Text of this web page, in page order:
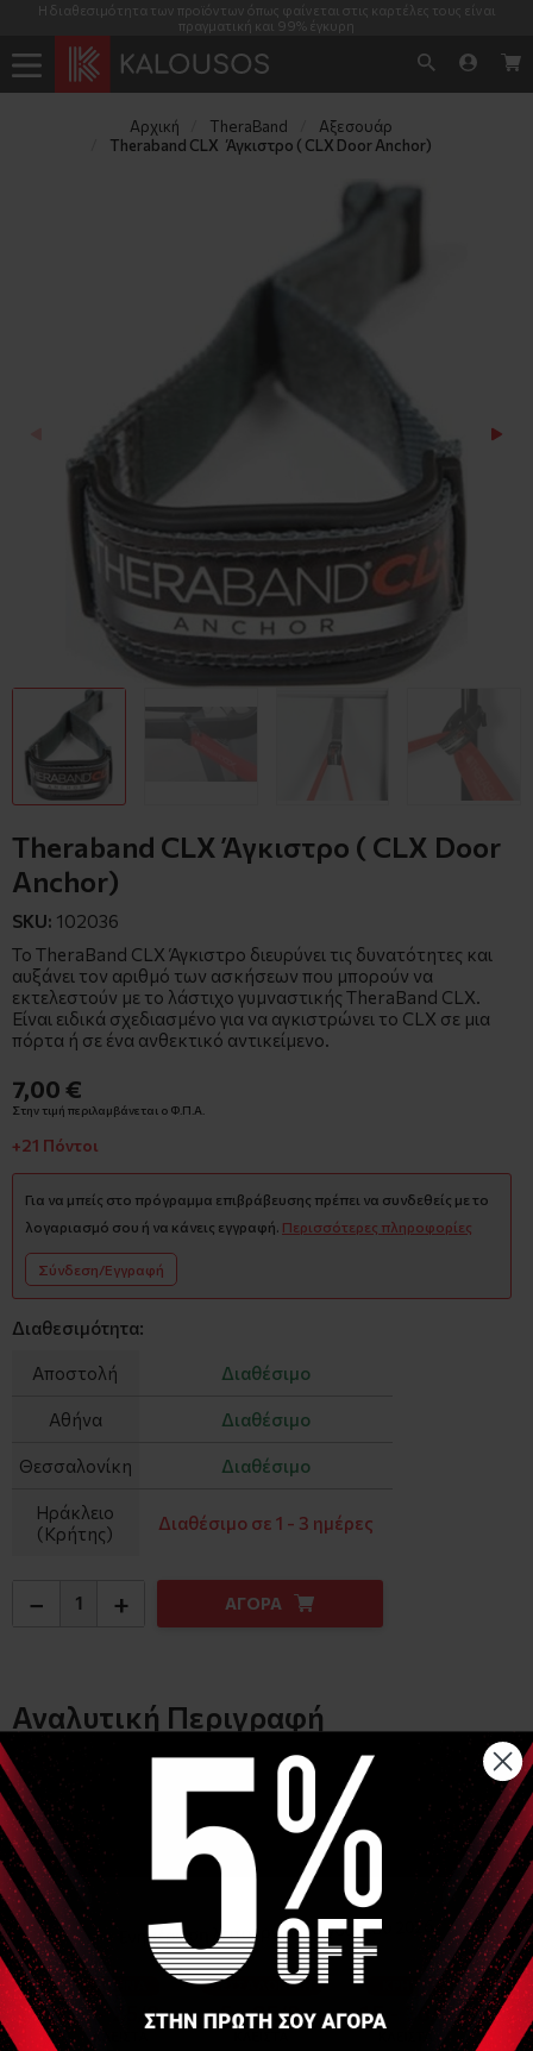
Η διαθεσιμότητα των προϊόντων όπως φαίνεται στις καρτέλες τους είναι
πραγματική και 99% έγκυρη
Αρχική TheraΒand
Αξεσουάρ
Theraband CLX   Άγκιστρο ( CLX Door Anchor)
Theraband CLX Άγκιστρο ( CLX Door
Anchor)
SKU: 102036
Το TheraBand CLX Άγκιστρο διευρύνει τις δυνατότητες και
αυξάνει τον αριθμό των ασκήσεων που μπορούν να
εκτελεστούν με το λάστιχο γυμναστικής TheraBand CLX.
Είναι ειδικά σχεδιασμένο για να αγκιστρώνει το CLX σε μια
πόρτα ή σε ένα ανθεκτικό αντικείμενο.
7,00 €
Στην τιμή περιλαμβάνεται ο Φ.Π.Α.
+21 Πόντοι
Για να μπείς στο πρόγραμμα επιβράβευσης πρέπει να συνδεθείς με το
λογαριασμό σου ή να κάνεις εγγραφή. Περισσότερες πληροφορίες
Σύνδεση/Εγγραφή
Διαθεσιμότητα:
Αποστολή Διαθέσιμο
Αθήνα Διαθέσιμο
Θεσσαλονίκη Διαθέσιμο
Ηράκλειο
(Κρήτης)
Διαθέσιμο σε 1 - 3 ημέρες
− + ΑΓΟΡΑ
Αναλυτική Περιγραφή
Λεπτομέρειες:
Σχεδιασμένο για να αγκιστρώνει τους ελαστικούς ιμάντες
CLX .
Εύχρηστο και οικονομικό.
Κατασκευασμένο με μαλακή βάση για να κρατάει το CLX στη
θέση του με ασφάλεια .
Ιδανικό και για τα λάστιχα γυμναστικής τύπου κορδέλα αλλά
και gym tubes